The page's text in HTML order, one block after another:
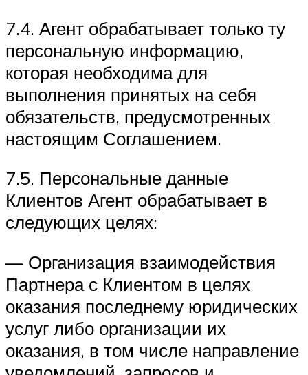
7.4. Агент обрабатывает только ту
персональную информацию,
которая необходима для
выполнения принятых на себя
обязательств, предусмотренных
настоящим Соглашением.
7.5. Персональные данные
Клиентов Агент обрабатывает в
следующих целях:
— Организация взаимодействия
Партнера с Клиентом в целях
оказания последнему юридических
услуг либо организации их
оказания, в том числе направление